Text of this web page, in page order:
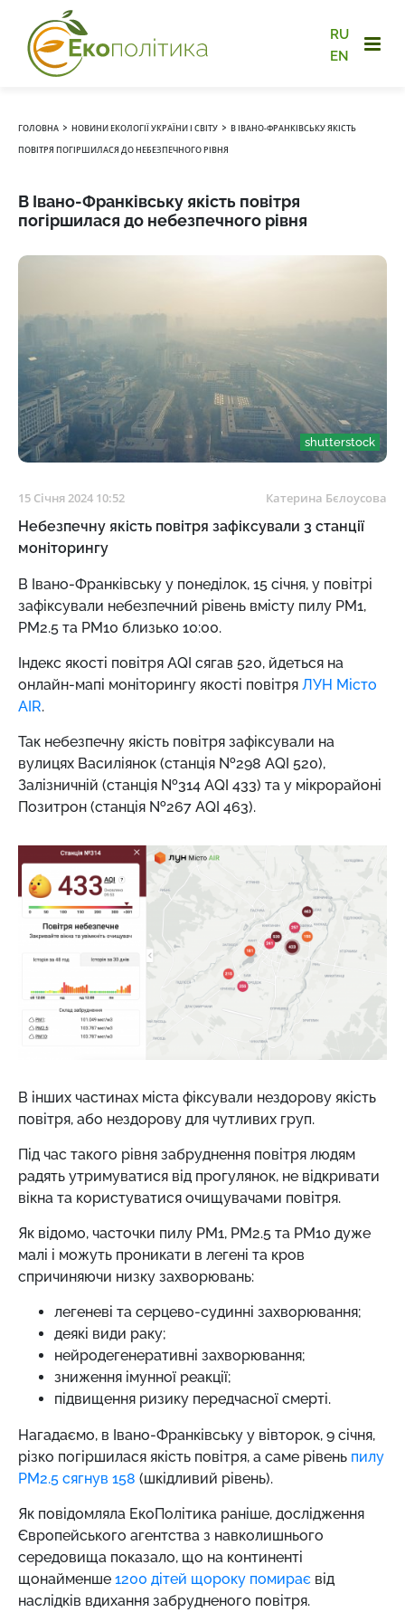
RU
EN
ГОЛОВНА › НОВИНИ ЕКОЛОГІЇ УКРАЇНИ І СВІТУ › В ІВАНО-ФРАНКІВСЬКУ ЯКІСТЬ
ПОВІТРЯ ПОГІРШИЛАСЯ ДО НЕБЕЗПЕЧНОГО РІВНЯ
В Івано-Франківську якість повітря
погіршилася до небезпечного рівня
shutterstock
15 Січня 2024 10:52 Катерина Бєлоусова
Небезпечну якість повітря зафіксували 3 станції
моніторингу
В Івано-Франківську у понеділок, 15 січня, у повітрі
зафіксували небезпечний рівень вмісту пилу ​​PM1,
PM2.5 та PM10 близько 10:00.
Індекс якості повітря AQI сягав 520, йдеться на
онлайн-мапі моніторингу якості повітря ЛУН Місто
AIR.
Так небезпечну якість повітря зафіксували на
вулицях Василіянок (станція №298 AQI 520),
Залізничній (станція №314 AQI 433) та у мікрорайоні
Позитрон (станція №267 AQI 463).
В інших частинах міста фіксували нездорову якість
повітря, або нездорову для чутливих груп.
Під час такого рівня забруднення повітря людям
радять утримуватися від прогулянок, не відкривати
вікна та користуватися очищувачами повітря.
Як відомо, часточки пилу PM1, PM2.5 та PM10 дуже
малі і можуть проникати в легені та кров
спричиняючи низку захворювань:
легеневі та серцево-судинні захворювання;
деякі види раку;
нейродегенеративні захворювання;
зниження імунної реакції;
підвищення ризику передчасної смерті.
Нагадаємо, в Івано-Франківську у вівторок, 9 січня,
різко погіршилася якість повітря, а саме рівень пилу
PM2.5 сягнув 158 (шкідливий рівень).
Як повідомляла ЕкоПолітика раніше, дослідження
Європейського агентства з навколишнього
середовища показало, що на континенті
щонайменше 1200 дітей щороку помирає від
наслідків вдихання забрудненого повітря.